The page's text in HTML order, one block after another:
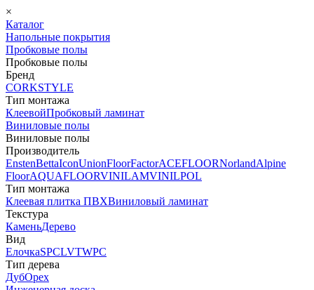
×
Каталог
Напольные покрытия
Пробковые полы
Пробковые полы
Бренд
CORKSTYLE
Тип монтажа
КлеевойПробковый ламинат
Виниловые полы
Виниловые полы
Производитель
EnstenBettaIconUnionFloorFactorACEFLOORNorlandAlpine
FloorAQUAFLOORVINILAMVINILPOL
Тип монтажа
Клеевая плитка ПВХВиниловый ламинат
Текстура
КаменьДерево
Вид
ЕлочкаSPCLVTWPC
Тип дерева
ДубОрех